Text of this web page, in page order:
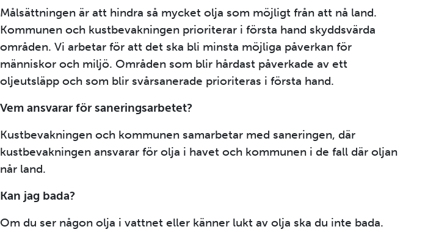
Målsättningen är att hindra så mycket olja som möjligt från att nå land.
Kommunen och kustbevakningen prioriterar i första hand skyddsvärda
områden. Vi arbetar för att det ska bli minsta möjliga påverkan för
människor och miljö. Områden som blir hårdast påverkade av ett
oljeutsläpp och som blir svårsanerade prioriteras i första hand.
Vem ansvarar för saneringsarbetet?
Kustbevakningen och kommunen samarbetar med saneringen, där
kustbevakningen ansvarar för olja i havet och kommunen i de fall där oljan
når land.
Kan jag bada?
Om du ser någon olja i vattnet eller känner lukt av olja ska du inte bada.